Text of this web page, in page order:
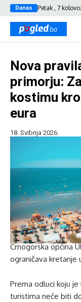
Danas Petak , 7
Nova
primorju:
kostimu
eura
18. Svibnja 2026.
Crnogorska općina
ograničava kretanje
Prema odluci koju je
turistima neće biti